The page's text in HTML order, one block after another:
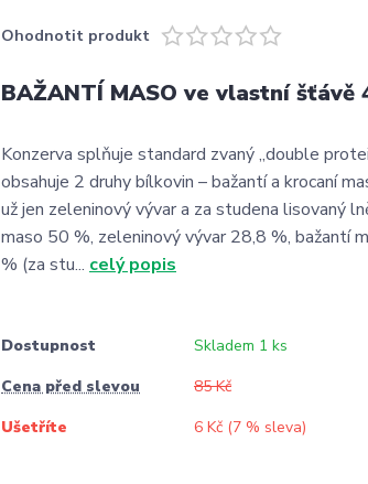
Ohodnotit produkt
BAŽANTÍ MASO ve vlastní šťávě
Konzerva splňuje standard zvaný „double
obsahuje 2 druhy bílkovin – bažantí a krocaní
už jen zeleninový vývar a za studena lisovaný
maso 50 %, zeleninový vývar 28,8 %, bažantí
% (za stu... celý popis
Dostupnost
Skladem 1 ks
Cena před slevou
85 Kč
Ušetříte
6 Kč (7 % sleva)